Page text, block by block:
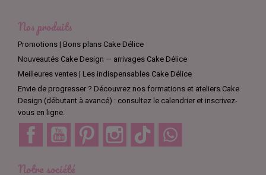
Nos produits
Promotions | Bons plans Cake Délice
Nouveautés Cake Design — arrivages Cake Délice
Meilleures ventes | Les indispensables Cake Délice
Envie de progresser ? Découvrez nos formations et ateliers Cake
Design (débutant à avancé) : consultez le calendrier et inscrivez-
vous en ligne.
Facebook YouTube Pinterest Instagram TikTok
Notre société